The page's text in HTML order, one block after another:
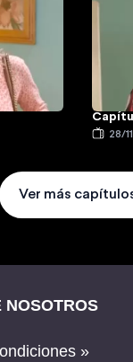
28/
Ver más
NOSOTROS
»